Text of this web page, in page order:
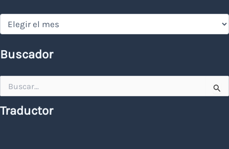
Hemeroteca
Buscador
por:
Traductor